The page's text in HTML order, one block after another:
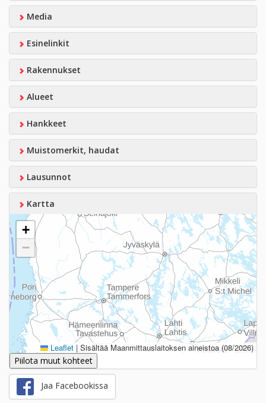
Media
Esinelinkit
Rakennukset
Alueet
Hankkeet
Muistomerkit, haudat
Lausunnot
Kartta
+
−
Leaflet | Sisältää Maanmittauslaitoksen aineistoa (08/2026)
Piilota muut kohteet
Jaa Facebookissa